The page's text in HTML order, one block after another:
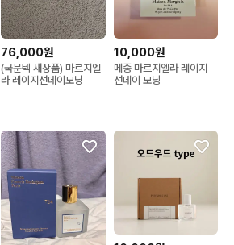
76,000원
(국문텍 새상품) 마르지엘
라 레이지선데이모닝
10,000원
메종 마르지엘라 레이지
선데이 모닝